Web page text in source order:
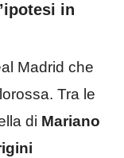
in
Madrid che
Tra le
di Mariano